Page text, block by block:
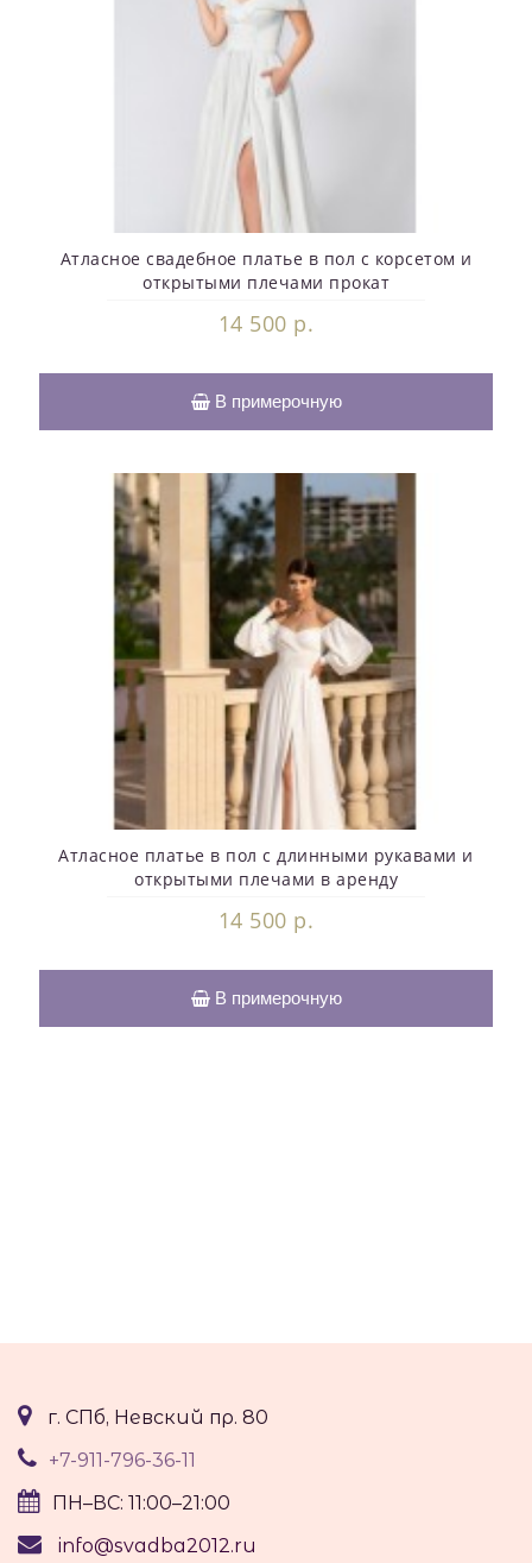
Атласное свадебное платье в пол с корсетом и
открытыми плечами прокат
14 500 р.
В примерочную
Атласное платье в пол с длинными рукавами и
открытыми плечами в аренду
14 500 р.
В примерочную
г. СПб, Невский пр. 80
+7-911-796-36-11
ПН–ВС: 11:00–21:00
info@svadba2012.ru